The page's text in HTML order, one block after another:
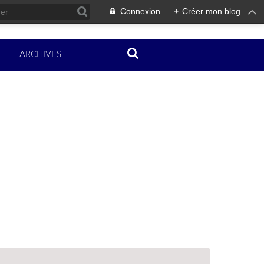
Connexion + Créer mon blog
ARCHIVES